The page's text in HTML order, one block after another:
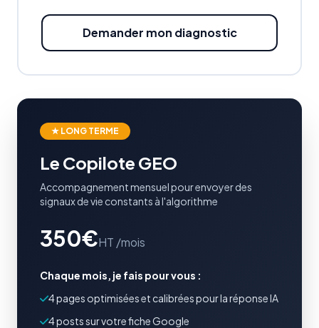
Demander mon diagnostic
★ LONG TERME
Le Copilote GEO
Accompagnement mensuel pour envoyer des
signaux de vie constants à l'algorithme
350€HT /mois
Chaque mois, je fais pour vous :
4 pages optimisées et calibrées pour la réponse IA
4 posts sur votre fiche Google